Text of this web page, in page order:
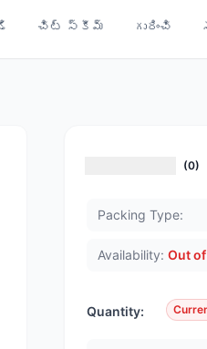
చిట్ స్కీమ్ గురించి
(0)
Packing Type:
Availability: Out
Quantity: